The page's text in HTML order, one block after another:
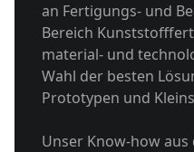
an Fertigungs- und
Bereich
material- und
Wahl der besten
Prototypen und
Unser Know-how